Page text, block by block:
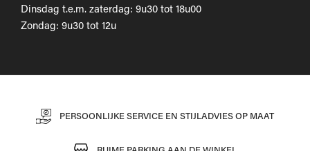
Dinsdag t.e.m. zaterdag: 9u30 tot 18u00
Zondag: 9u30 tot 12u
PERSOONLIJKE SERVICE EN STIJLADVIES OP MAAT